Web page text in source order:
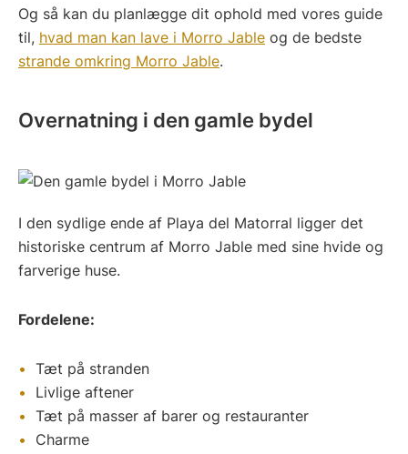
Og så kan du planlægge dit ophold med vores guide
til, hvad man kan lave i Morro Jable og de bedste
strande omkring Morro Jable.
Overnatning i den gamle bydel
I den sydlige ende af Playa del Matorral ligger det
historiske centrum af Morro Jable med sine hvide og
farverige huse.
Fordelene:
Tæt på stranden
Livlige aftener
Tæt på masser af barer og restauranter
Charme